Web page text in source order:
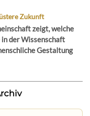
Zukunft
zeigt, welche
der Wissenschaft
Gestaltung